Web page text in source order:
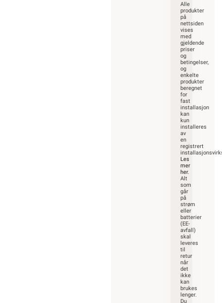
Alle
produkter
på
nettsiden
vises
med
gjeldende
priser
og
betingelser,
og
enkelte
produkter
beregnet
for
fast
installasjon
kan
kun
installeres
av
en
registrert
Les
mer
her.
Alt
som
går
på
strøm
eller
batterier
(EE-
avfall)
skal
leveres
til
retur
når
det
ikke
kan
brukes
lenger.
Du